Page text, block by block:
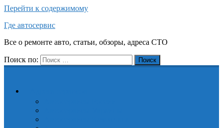
Перейти к содержимому
Где автосервис
Все о ремонте авто, статьи, обзоры, адреса СТО
Поиск по: Поиск